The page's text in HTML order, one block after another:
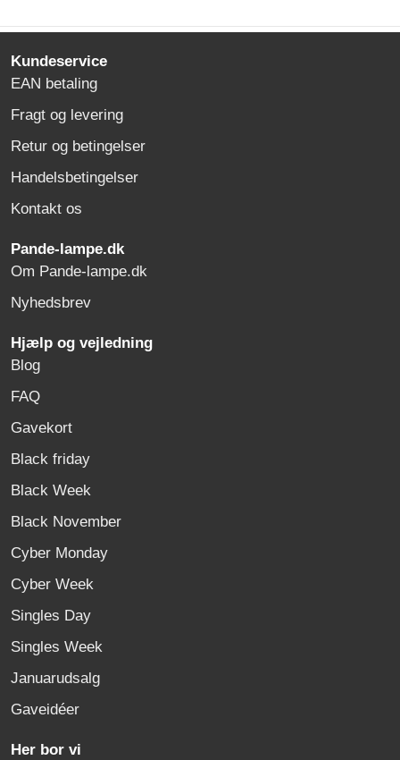
Kundeservice
EAN betaling
Fragt og levering
Retur og betingelser
Handelsbetingelser
Kontakt os
Pande-lampe.dk
Om Pande-lampe.dk
Nyhedsbrev
Hjælp og vejledning
Blog
FAQ
Gavekort
Black friday
Black Week
Black November
Cyber Monday
Cyber Week
Singles Day
Singles Week
Januarudsalg
Gaveidéer
Her bor vi